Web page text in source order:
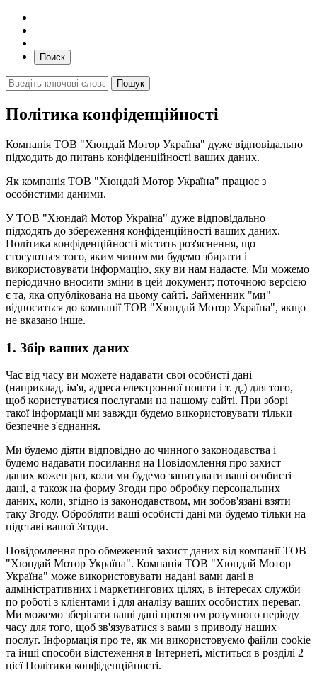
Поиск
Політика конфіденційності
Компанія ТОВ "Хюндай Мотор Україна" дуже відповідально
підходить до питань конфіденційності ваших даних.
Як компанія ТОВ "Хюндай Мотор Україна" працює з
особистими даними.
У ТОВ "Хюндай Мотор Україна" дуже відповідально
підходять до збереження конфіденційності ваших даних.
Політика конфіденційності містить роз'яснення, що
стосуються того, яким чином ми будемо збирати і
використовувати інформацію, яку ви нам надасте. Ми можемо
періодично вносити зміни в цей документ; поточною версією
є та, яка опублікована на цьому сайті. Займенник "ми"
відноситься до компанії ТОВ "Хюндай Мотор Україна", якщо
не вказано інше.
1. Збір ваших даних
Час від часу ви можете надавати свої особисті дані
(наприклад, ім'я, адреса електронної пошти і т. д.) для того,
щоб користуватися послугами на нашому сайті. При зборі
такої інформації ми завжди будемо використовувати тільки
безпечне з'єднання.
Ми будемо діяти відповідно до чинного законодавства і
будемо надавати посилання на Повідомлення про захист
даних кожен раз, коли ми будемо запитувати ваші особисті
дані, а також на форму Згоди про обробку персональних
даних, коли, згідно із законодавством, ми зобов'язані взяти
таку Згоду. Обробляти ваші особисті дані ми будемо тільки на
підставі вашої Згоди.
Повідомлення про обмежений захист даних від компанії ТОВ
"Хюндай Мотор Україна". Компанія ТОВ "Хюндай Мотор
Україна" може використовувати надані вами дані в
адміністративних і маркетингових цілях, в інтересах служби
по роботі з клієнтами і для аналізу ваших особистих переваг.
Ми можемо зберігати ваші дані протягом розумного періоду
часу для того, щоб зв'язуватися з вами з приводу наших
послуг. Інформація про те, як ми використовуємо файли cookie
та інші способи відстеження в Інтернеті, міститься в розділі 2
цієї Політики конфіденційності.